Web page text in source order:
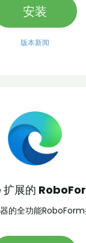
安装
版本新闻
扩展的
的全功能RoboForm